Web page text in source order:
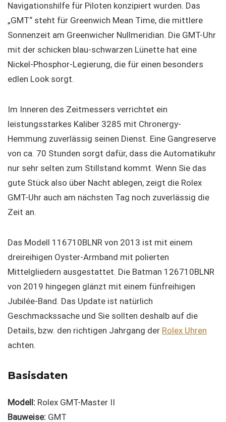
Navigationshilfe für Piloten konzipiert wurden. Das
„GMT“ steht für Greenwich Mean Time, die mittlere
Sonnenzeit am Greenwicher Nullmeridian. Die GMT-Uhr
mit der schicken blau-schwarzen Lünette hat eine
Nickel-Phosphor-Legierung, die für einen besonders
edlen Look sorgt.
Im Inneren des Zeitmessers verrichtet ein
leistungsstarkes Kaliber 3285 mit Chronergy-
Hemmung zuverlässig seinen Dienst. Eine Gangreserve
von ca. 70 Stunden sorgt dafür, dass die Automatikuhr
nur sehr selten zum Stillstand kommt. Wenn Sie das
gute Stück also über Nacht ablegen, zeigt die Rolex
GMT-Uhr auch am nächsten Tag noch zuverlässig die
Zeit an.
Das Modell 116710BLNR von 2013 ist mit einem
dreireihigen Oyster-Armband mit polierten
Mittelgliedern ausgestattet. Die Batman 126710BLNR
von 2019 hingegen glänzt mit einem fünfreihigen
Jubilée-Band. Das Update ist natürlich
Geschmackssache und Sie sollten deshalb auf die
Details, bzw. den richtigen Jahrgang der Rolex Uhren
achten.
Basisdaten
Modell: Rolex GMT-Master II
Bauweise: GMT